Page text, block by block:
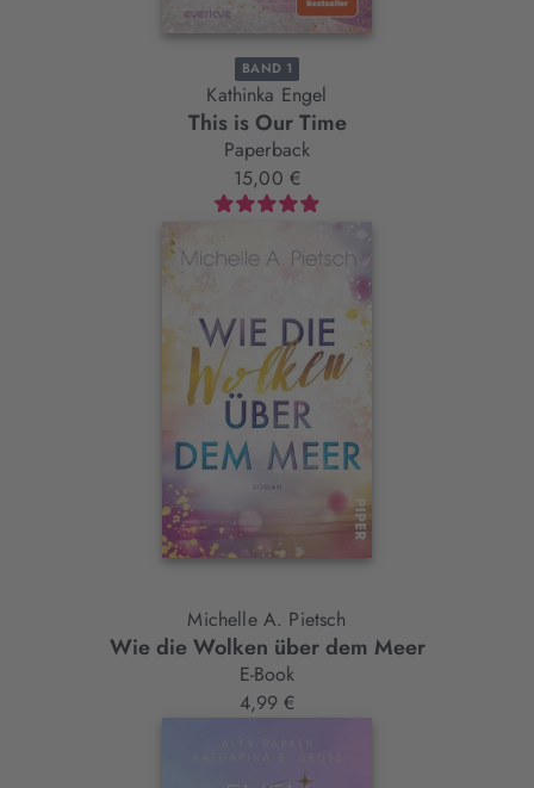
BAND 1
Kathinka Engel
This is Our Time
Paperback
15,00 €
Michelle A. Pietsch
Wie die Wolken über dem Meer
E-Book
4,99 €